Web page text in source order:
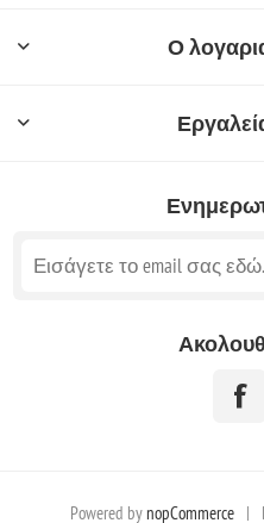
Ο
Powered by nopCommerce |